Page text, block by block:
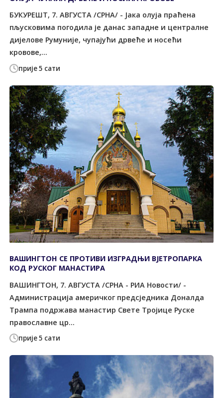
прије 5 сати
БУКУРЕШT, 7. АВГУСТА /СРНА/ - Јака олуја праћена
пљусковима погодила је данас западне и централне
дијелове Румуније, чупајући дрвеће и носећи
кровове,...
прије 5 сати
ВАШИНГТОН СЕ ПРОТИВИ ИЗГРАДЊИ ВЈЕТРОПАРКА
КОД РУСКОГ МАНАСТИРА
ВАШИНГТОН, 7. АВГУСТА /СРНА - РИА Новости/ -
Администрација америчког предсједника Доналда
Трампа подржава манастир Свете Тројице Руске
православне цр...